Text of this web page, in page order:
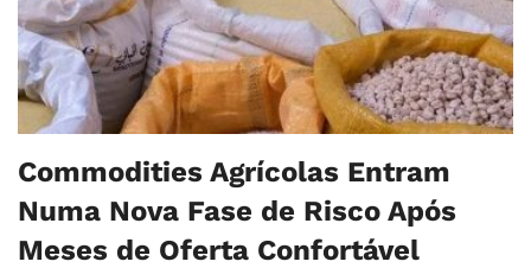
Commodities Agrícolas Entram
Numa Nova Fase de Risco Após
Meses de Oferta Confortável